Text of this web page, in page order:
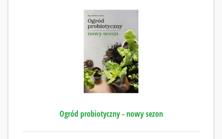
Ogród probiotyczny - nowy sezon